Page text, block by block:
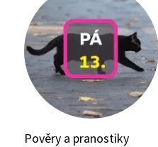
Pověry a pranostiky